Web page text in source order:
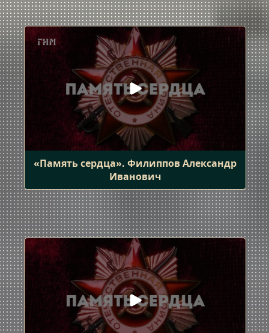
«Память сердца». Филиппов Александр
Иванович